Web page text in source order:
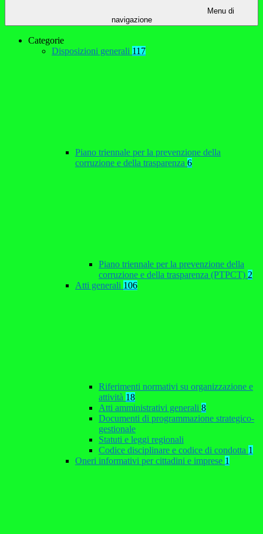
Menu di
navigazione
Categorie
Disposizioni generali 117
Piano triennale per la prevenzione della
corruzione e della trasparenza 6
Piano triennale per la prevenzione della
corruzione e della trasparenza (PTPCT) 2
Atti generali 106
Riferimenti normativi su organizzazione e
attività 18
Atti amministrativi generali 8
Documenti di programmazione strategico-
gestionale
Statuti e leggi regionali
Codice disciplinare e codice di condotta 1
Oneri informativi per cittadini e imprese 1